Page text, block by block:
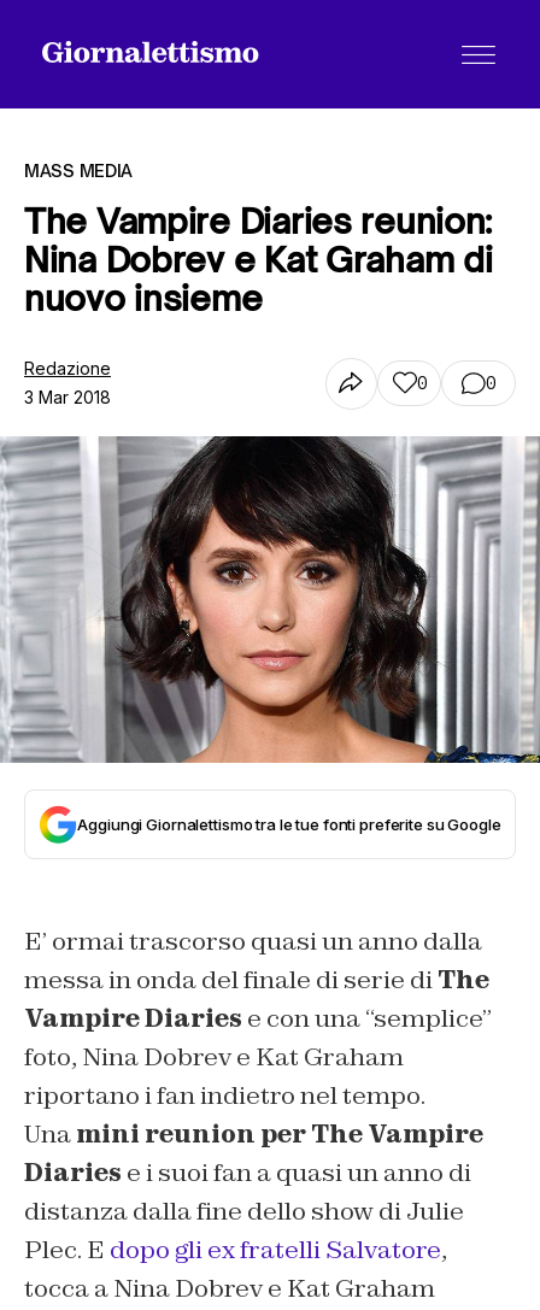
Tutti gli articoli
Chi siamo
Contatti
MASS MEDIA
The Vampire Diaries reunion:
Nina Dobrev e Kat Graham di
nuovo insieme
Redazione
3 Mar 2018
0 0
Aggiungi Giornalettismo tra le tue fonti preferite su Google
E’ ormai trascorso quasi un anno dalla
messa in onda del finale di serie diThe
Vampire Diaries e con una “semplice”
foto, Nina Dobrev e Kat Graham
riportano i fan indietro nel tempo.
Unamini reunion per The Vampire
Diaries e i suoi fan a quasi un anno di
distanza dalla fine dello show di Julie
Plec. E dopo gli ex fratelli Salvatore,
tocca a Nina Dobrev e Kat Graham